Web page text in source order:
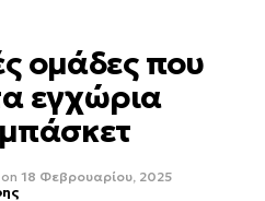
ομάδες που
εγχώρια
on 18 Φεβρουαρίου, 2025